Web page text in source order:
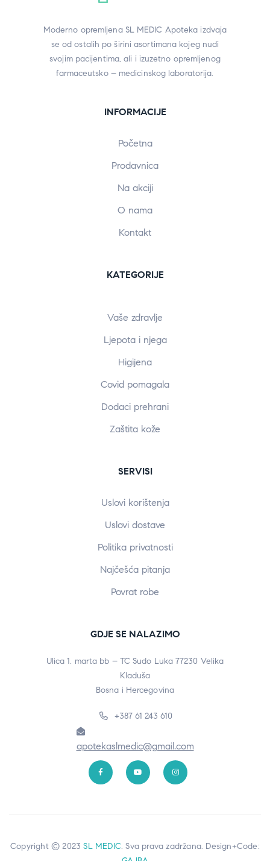
Moderno opremljena SL MEDIC Apoteka izdvaja
se od ostalih po širini asortimana kojeg nudi
svojim pacijentima, ali i izuzetno opremljenog
farmaceutsko – medicinskog laboratorija.
INFORMACIJE
Početna
Prodavnica
Na akciji
O nama
Kontakt
KATEGORIJE
Vaše zdravlje
Ljepota i njega
Higijena
Covid pomagala
Dodaci prehrani
Zaštita kože
SERVISI
Uslovi korištenja
Uslovi dostave
Politika privatnosti
Najčešća pitanja
Povrat robe
GDJE SE NALAZIMO
Ulica 1. marta bb – TC Sudo Luka 77230 Velika
Kladuša
Bosna i Hercegovina
+387 61 243 610
apotekaslmedic@gmail.com
Copyright © 2023SL MEDIC. Sva prava zadržana. Design+Code: